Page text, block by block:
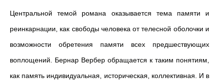
Центральной темой романа оказывается тема памяти и
реинкарнации, как свободы человека от телесной оболочки и
возможности обретения памяти всех предшествующих
воплощений. Бернар Вербер обращается к таким понятиям,
как память индивидуальная, историческая, коллективная. И в